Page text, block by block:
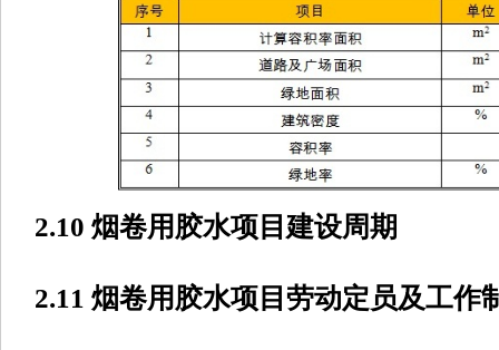
2.10 烟卷用胶水项目建设周期
2.11 烟卷用胶水项目劳动定员及工作